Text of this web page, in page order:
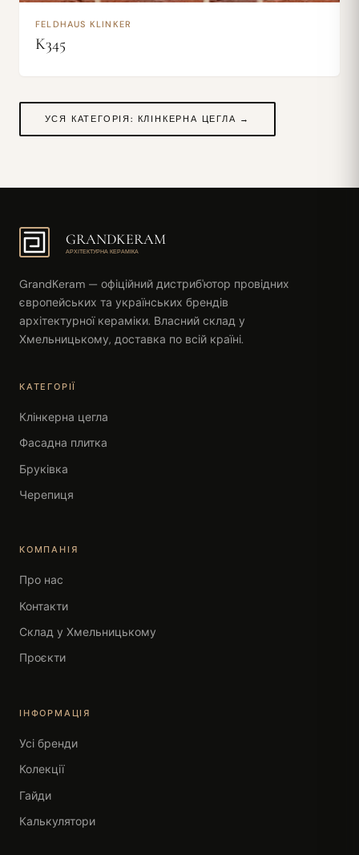
FELDHAUS KLINKER
K345
УСЯ КАТЕГОРІЯ: КЛІНКЕРНА ЦЕГЛА →
GRANDKERAM
АРХІТЕКТУРНА КЕРАМІКА
GrandKeram — офіційний дистриб'ютор провідних
європейських та українських брендів
архітектурної кераміки. Власний склад у
Хмельницькому, доставка по всій країні.
КАТЕГОРІЇ
Клінкерна цегла
Фасадна плитка
Бруківка
Черепиця
КОМПАНІЯ
Про нас
Контакти
Склад у Хмельницькому
Проєкти
ІНФОРМАЦІЯ
Усі бренди
Колекції
Гайди
Калькулятори